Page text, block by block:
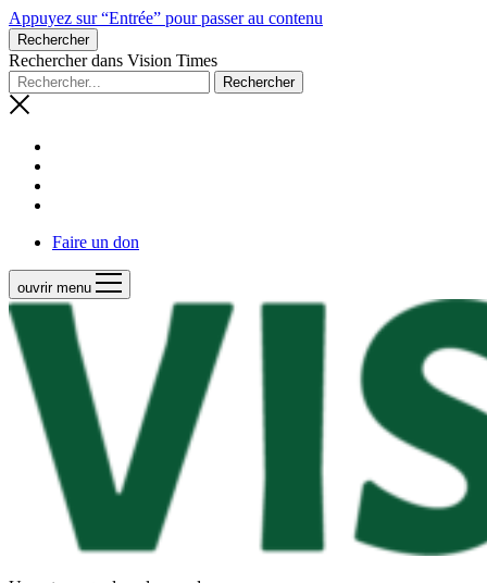
Appuyez sur “Entrée” pour passer au contenu
Rechercher
Rechercher dans Vision Times
Faire un don
ouvrir menu